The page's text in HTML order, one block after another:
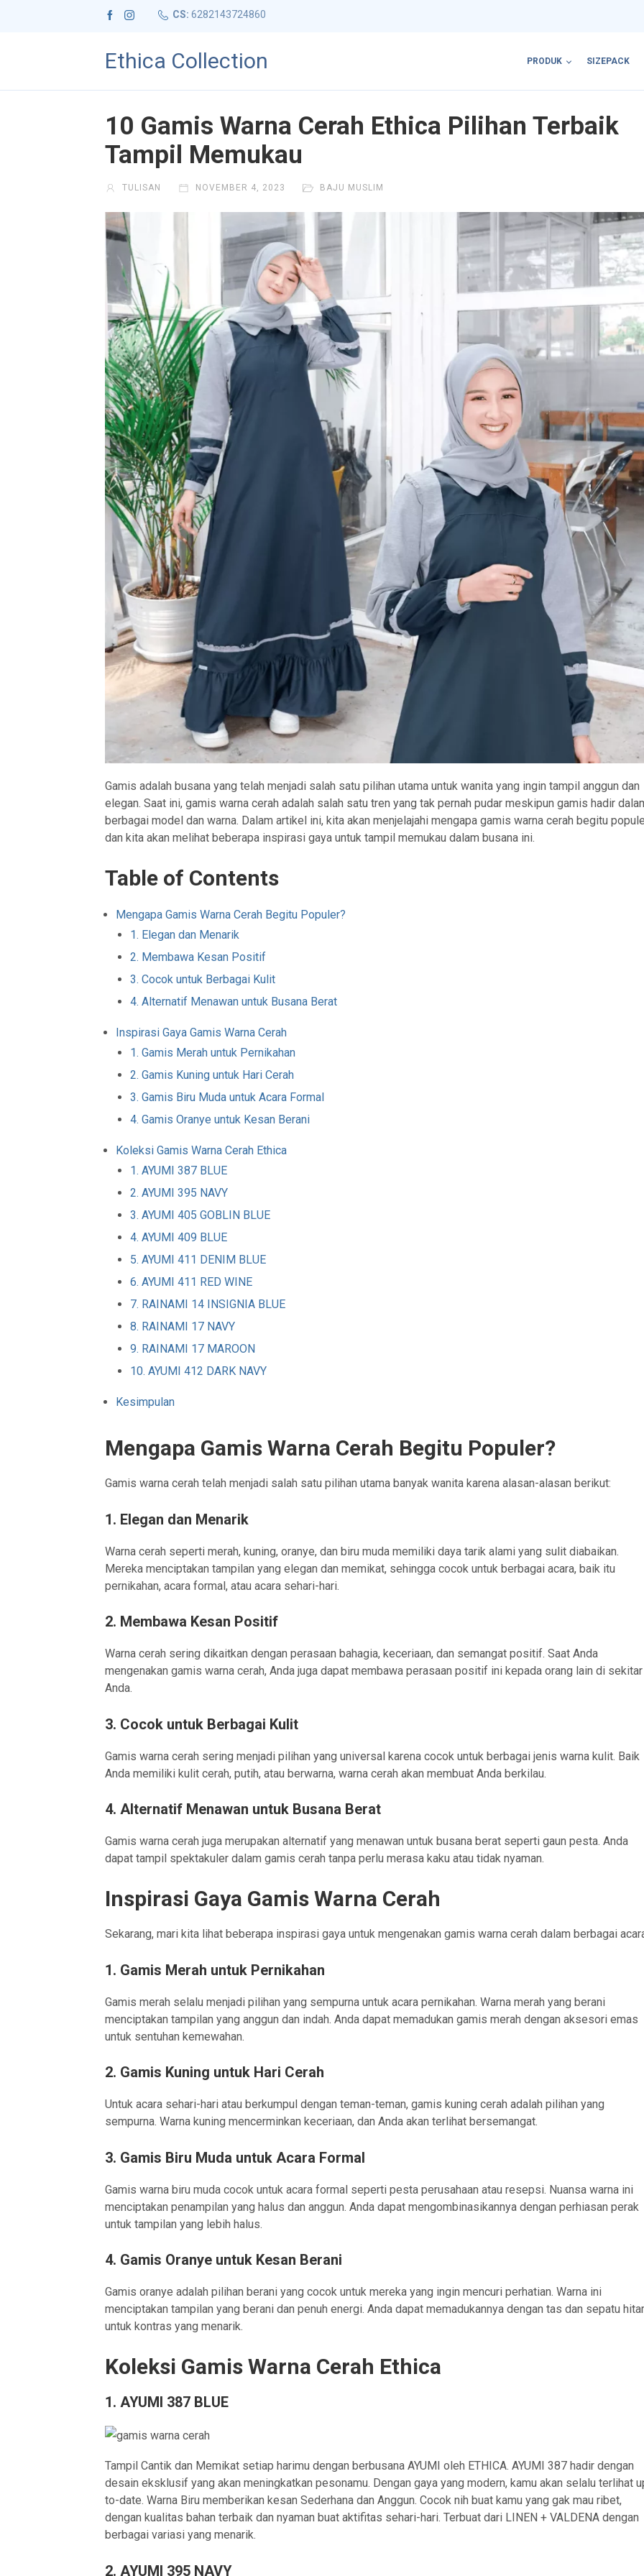
CS: 6282143724860
Ethica Collection PRODUK SIZEPACK
10 Gamis Warna Cerah Ethica Pilihan Terbaik
Tampil Memukau
TULISAN NOVEMBER 4, 2023 BAJU MUSLIM
Gamis adalah busana yang telah menjadi salah satu pilihan utama untuk wanita yang ingin tampil anggun dan
elegan. Saat ini, gamis warna cerah adalah salah satu tren yang tak pernah pudar meskipun gamis hadir
berbagai model dan warna. Dalam artikel ini, kita akan menjelajahi mengapa gamis warna cerah begitu
dan kita akan melihat beberapa inspirasi gaya untuk tampil memukau dalam busana ini.
Table of Contents
Mengapa Gamis Warna Cerah Begitu Populer?
1. Elegan dan Menarik
2. Membawa Kesan Positif
3. Cocok untuk Berbagai Kulit
4. Alternatif Menawan untuk Busana Berat
Inspirasi Gaya Gamis Warna Cerah
1. Gamis Merah untuk Pernikahan
2. Gamis Kuning untuk Hari Cerah
3. Gamis Biru Muda untuk Acara Formal
4. Gamis Oranye untuk Kesan Berani
Koleksi Gamis Warna Cerah Ethica
1. AYUMI 387 BLUE
2. AYUMI 395 NAVY
3. AYUMI 405 GOBLIN BLUE
4. AYUMI 409 BLUE
5. AYUMI 411 DENIM BLUE
6. AYUMI 411 RED WINE
7. RAINAMI 14 INSIGNIA BLUE
8. RAINAMI 17 NAVY
9. RAINAMI 17 MAROON
10. AYUMI 412 DARK NAVY
Kesimpulan
Mengapa Gamis Warna Cerah Begitu Populer?
Gamis warna cerah telah menjadi salah satu pilihan utama banyak wanita karena alasan-alasan berikut:
1. Elegan dan Menarik
Warna cerah seperti merah, kuning, oranye, dan biru muda memiliki daya tarik alami yang sulit diabaikan.
Mereka menciptakan tampilan yang elegan dan memikat, sehingga cocok untuk berbagai acara, baik itu
pernikahan, acara formal, atau acara sehari-hari.
2. Membawa Kesan Positif
Warna cerah sering dikaitkan dengan perasaan bahagia, keceriaan, dan semangat positif. Saat Anda
mengenakan gamis warna cerah, Anda juga dapat membawa perasaan positif ini kepada orang lain di sekitar
Anda.
3. Cocok untuk Berbagai Kulit
Gamis warna cerah sering menjadi pilihan yang universal karena cocok untuk berbagai jenis warna kulit. Baik
Anda memiliki kulit cerah, putih, atau berwarna, warna cerah akan membuat Anda berkilau.
4. Alternatif Menawan untuk Busana Berat
Gamis warna cerah juga merupakan alternatif yang menawan untuk busana berat seperti gaun pesta. Anda
dapat tampil spektakuler dalam gamis cerah tanpa perlu merasa kaku atau tidak nyaman.
Inspirasi Gaya Gamis Warna Cerah
Sekarang, mari kita lihat beberapa inspirasi gaya untuk mengenakan gamis warna cerah dalam berbagai
1. Gamis Merah untuk Pernikahan
Gamis merah selalu menjadi pilihan yang sempurna untuk acara pernikahan. Warna merah yang berani
menciptakan tampilan yang anggun dan indah. Anda dapat memadukan gamis merah dengan aksesori emas
untuk sentuhan kemewahan.
2. Gamis Kuning untuk Hari Cerah
Untuk acara sehari-hari atau berkumpul dengan teman-teman, gamis kuning cerah adalah pilihan yang
sempurna. Warna kuning mencerminkan keceriaan, dan Anda akan terlihat bersemangat.
3. Gamis Biru Muda untuk Acara Formal
Gamis warna biru muda cocok untuk acara formal seperti pesta perusahaan atau resepsi. Nuansa warna ini
menciptakan penampilan yang halus dan anggun. Anda dapat mengombinasikannya dengan perhiasan perak
untuk tampilan yang lebih halus.
4. Gamis Oranye untuk Kesan Berani
Gamis oranye adalah pilihan berani yang cocok untuk mereka yang ingin mencuri perhatian. Warna ini
menciptakan tampilan yang berani dan penuh energi. Anda dapat memadukannya dengan tas dan sepatu
untuk kontras yang menarik.
Koleksi Gamis Warna Cerah Ethica
1.AYUMI 387 BLUE
Tampil Cantik dan Memikat setiap harimu dengan berbusana AYUMI oleh ETHICA. AYUMI 387 hadir dengan
desain eksklusif yang akan meningkatkan pesonamu. Dengan gaya yang modern, kamu akan selalu terlihat
to-date. Warna Biru memberikan kesan Sederhana dan Anggun. Cocok nih buat kamu yang gak mau ribet,
dengan kualitas bahan terbaik dan nyaman buat aktifitas sehari-hari. Terbuat dari LINEN + VALDENA dengan
berbagai variasi yang menarik.
2. AYUMI 395 NAVY